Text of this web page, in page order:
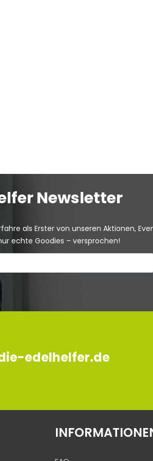
Newsletter
als Erster von unseren Aktionen,
echte Goodies – versprochen!
edelhelfer.de